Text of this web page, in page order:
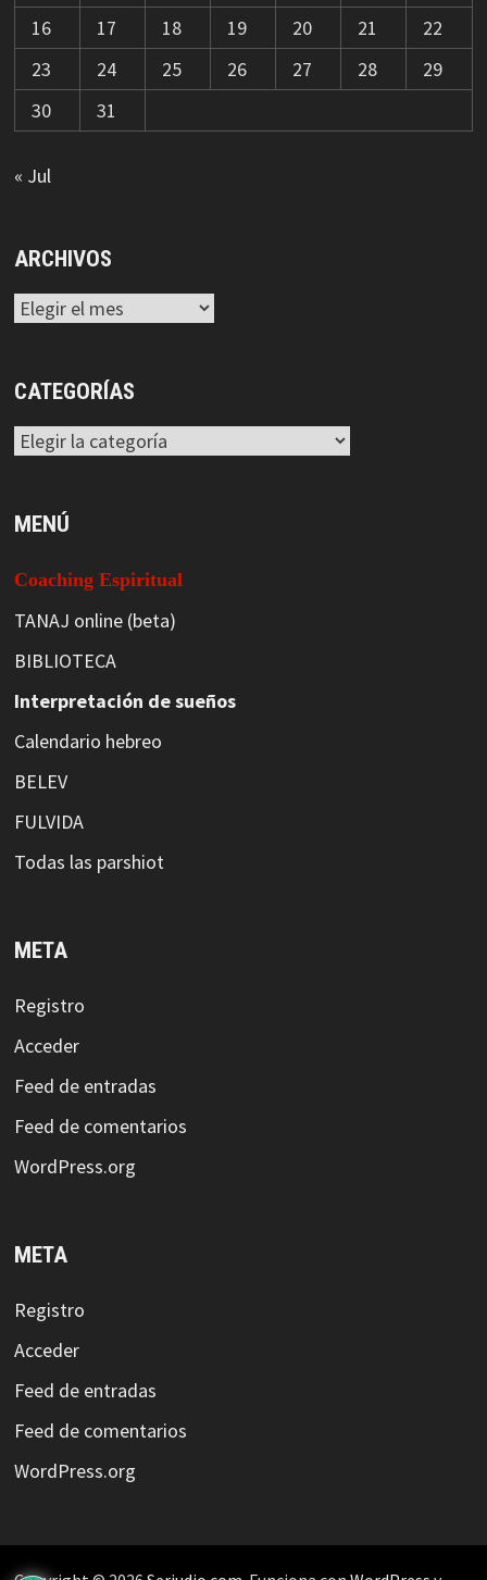
16
17 18 19 20 21
22
23
24 25 26 27 28
29
30
31
« Jul
ARCHIVOS
Archivos
CATEGORÍAS
Categorías
MENÚ
Coaching Espiritual
TANAJ online (beta)
BIBLIOTECA
Interpretación de sueños
Calendario hebreo
BELEV
FULVIDA
Todas las parshiot
META
Registro
Acceder
Feed de entradas
Feed de comentarios
WordPress.org
META
Registro
Acceder
Feed de entradas
Feed de comentarios
WordPress.org